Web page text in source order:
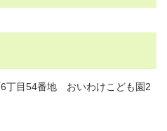
丁目54番地 おいわけこども園2